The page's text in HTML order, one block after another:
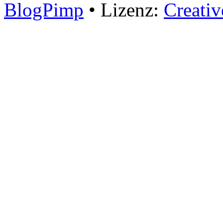
BlogPimp • Lizenz: